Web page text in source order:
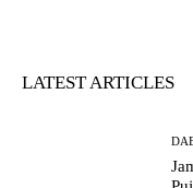
LATEST ARTICLES